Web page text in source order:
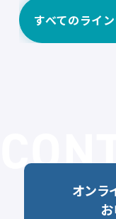
すべてのライ
オンラ